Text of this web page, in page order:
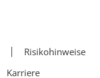
Risikohinweise
Karriere